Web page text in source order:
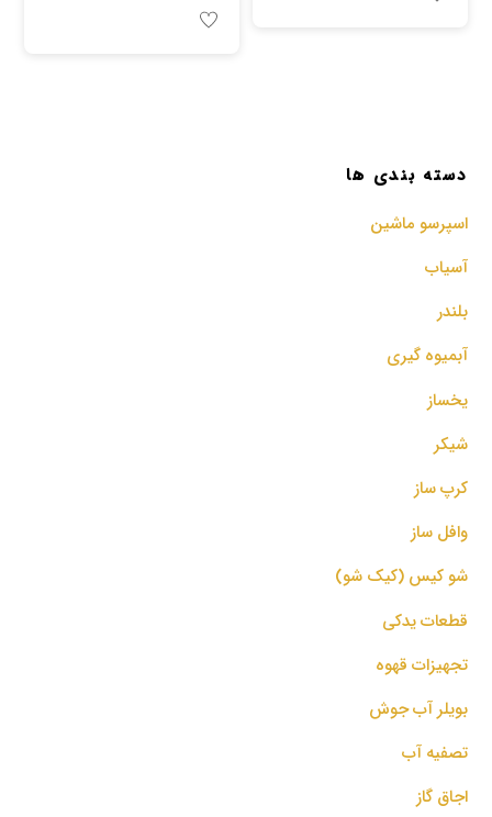
دسته بندی ها
اسپرسو‌ ماشین
آسیاب
بلندر
آبمیوه گیری
یخساز
شیکر
کرپ ساز
وافل ساز
شو کیس (کیک شو)
قطعات یدکی
تجهیزات قهوه
بویلر آب جوش
تصفیه آب
اجاق گاز